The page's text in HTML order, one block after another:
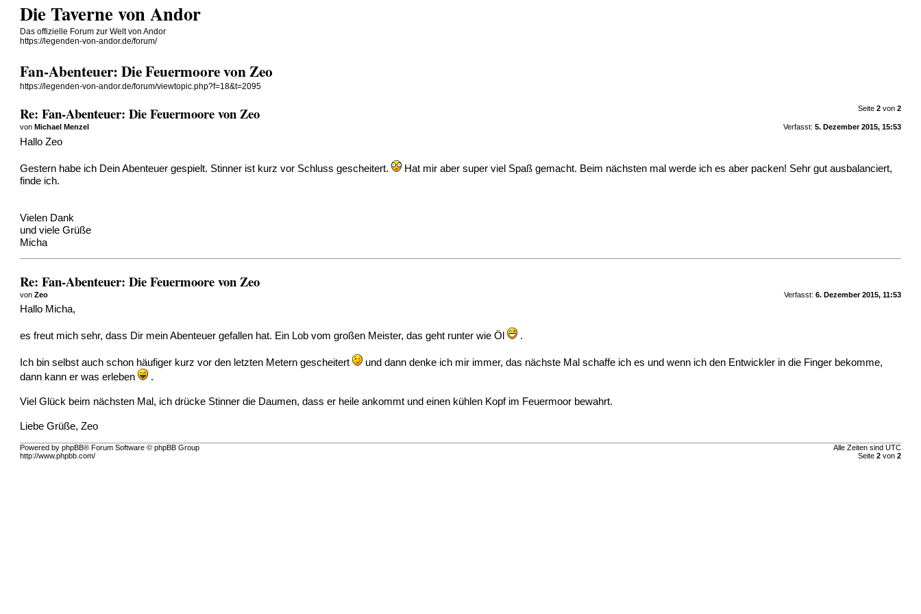
Die Taverne von Andor
Das offizielle Forum zur Welt von Andor
https://legenden-von-andor.de/forum/
Fan-Abenteuer: Die Feuermoore von Zeo
https://legenden-von-andor.de/forum/viewtopic.php?f=18&t=2095
Seite 2von 2
Re: Fan-Abenteuer: Die Feuermoore von Zeo
Verfasst: 5. Dezember 2015, 15:53
vonMichael Menzel
Hallo Zeo
Gestern habe ich Dein Abenteuer gespielt. Stinner ist kurz vor Schluss gescheitert.
Hat mir aber super viel Spaß gemacht. Beim nächsten mal werde ich es aber packen! Sehr gut ausbalanciert,
finde ich.
Vielen Dank
und viele Grüße
Micha
Re: Fan-Abenteuer: Die Feuermoore von Zeo
Verfasst: 6. Dezember 2015, 11:53
vonZeo
Hallo Micha,
es freut mich sehr, dass Dir mein Abenteuer gefallen hat. Ein Lob vom großen Meister, das geht runter wie Öl .
Ich bin selbst auch schon häufiger kurz vor den letzten Metern gescheitert
und dann denke ich mir immer, das nächste Mal schaffe ich es und wenn ich den Entwickler in die Finger bekomme,
dann kann er was erleben
.
Viel Glück beim nächsten Mal, ich drücke Stinner die Daumen, dass er heile ankommt und einen kühlen Kopf im Feuermoor bewahrt.
Liebe Grüße, Zeo
Alle Zeiten sind UTC
Seite 2von 2
Powered by phpBB® Forum Software © phpBB Group
http://www.phpbb.com/